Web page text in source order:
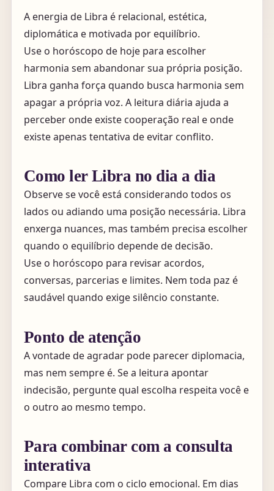
A energia de Libra é relacional, estética,
diplomática e motivada por equilíbrio.
Use o horóscopo de hoje para escolher
harmonia sem abandonar sua própria posição.
Libra ganha força quando busca harmonia sem
apagar a própria voz. A leitura diária ajuda a
perceber onde existe cooperação real e onde
existe apenas tentativa de evitar conflito.
Como ler Libra no dia a dia
Observe se você está considerando todos os
lados ou adiando uma posição necessária. Libra
enxerga nuances, mas também precisa escolher
quando o equilíbrio depende de decisão.
Use o horóscopo para revisar acordos,
conversas, parcerias e limites. Nem toda paz é
saudável quando exige silêncio constante.
Ponto de atenção
A vontade de agradar pode parecer diplomacia,
mas nem sempre é. Se a leitura apontar
indecisão, pergunte qual escolha respeita você e
o outro ao mesmo tempo.
Para combinar com a consulta
interativa
Compare Libra com o ciclo emocional. Em dias